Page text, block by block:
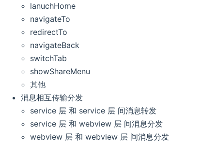
lanuchHome
navigateTo
redirectTo
navigateBack
switchTab
showShareMenu
其他
消息相互传输分发
service 层 和 service 层 间消息转发
service 层 和 webview 层 间消息分发
webview 层 和 webview 层 间消息分发